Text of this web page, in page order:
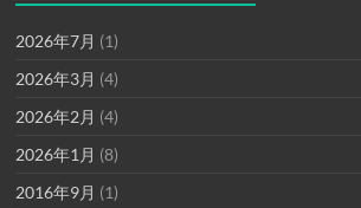
2026年7月 (1)
2026年3月 (4)
2026年2月 (4)
2026年1月 (8)
2016年9月 (1)